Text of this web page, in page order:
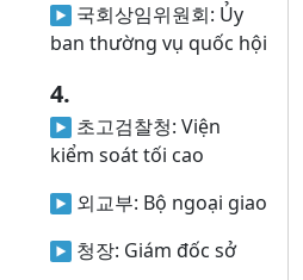
국회상임위원회: Ủy
ban thường vụ quốc hội
4.
초고검찰청: Viện
kiểm soát tối cao
외교부: Bộ ngoại giao
청장: Giám đốc sở